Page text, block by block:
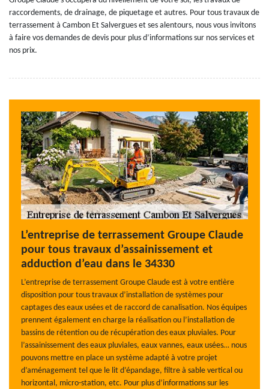
raccordements, de drainage, de piquetage et autres. Pour tous travaux de
terrassement à Cambon Et Salvergues et ses alentours, nous vous invitons
à faire vos demandes de devis pour plus d’informations sur nos services et
nos prix.
L’entreprise de terrassement Groupe Claude
pour tous travaux d’assainissement et
adduction d’eau dans le 34330
L’entreprise de terrassement Groupe Claude est à votre entière
disposition pour tous travaux d’installation de systèmes pour
captages des eaux usées et de raccord de canalisation. Nos équipes
prennent également en charge la réalisation ou l’installation de
bassins de rétention ou de récupération des eaux pluviales. Pour
l’assainissement des eaux pluviales, eaux vannes, eaux usées… nous
pouvons mettre en place un système adapté à votre projet
d’aménagement tel que le lit d’épandage, filtre à sable vertical ou
horizontal, micro-station, etc. Pour plus d’informations sur les